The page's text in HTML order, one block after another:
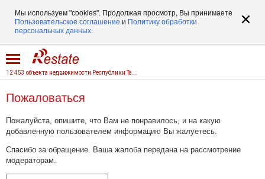
Мы используем "cookies". Продолжая просмотр, Вы принимаете
Пользовательское соглашение и Политику обработки
персональных данных.
Пожаловаться
Пожалуйста, опишите, что Вам не понравилось, и на какую
добавленную пользователем информацию Вы жалуетесь.
Спасибо за обращение. Ваша жалоба передана на рассмотрение
модераторам.